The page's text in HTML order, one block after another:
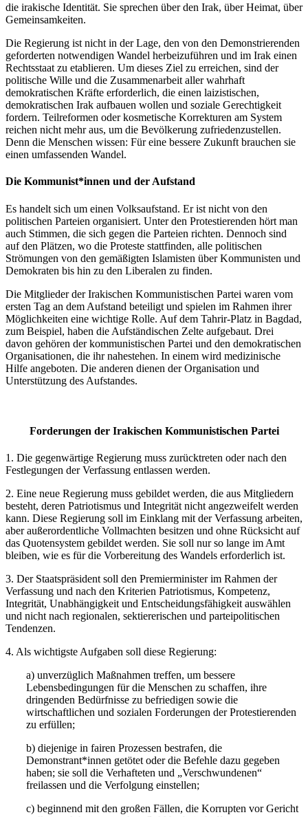
die irakische Identität. Sie sprechen über den Irak, über Heimat, über
Gemeinsamkeiten.
Die Regierung ist nicht in der Lage, den von den Demonstrierenden
geforderten notwendigen Wandel herbeizuführen und im Irak einen
Rechtsstaat zu etablieren. Um dieses Ziel zu erreichen, sind der
politische Wille und die Zusammenarbeit aller wahrhaft
demokratischen Kräfte erforderlich, die einen laizistischen,
demokratischen Irak aufbauen wollen und soziale Gerechtigkeit
fordern. Teilreformen oder kosmetische Korrekturen am System
reichen nicht mehr aus, um die Bevölkerung zufriedenzustellen.
Denn die Menschen wissen: Für eine bessere Zukunft brauchen sie
einen umfassenden Wandel.
Die Kommunist*innen und der Aufstand
Es handelt sich um einen Volksaufstand. Er ist nicht von den
politischen Parteien organisiert. Unter den Protestierenden hört man
auch Stimmen, die sich gegen die Parteien richten. Dennoch sind
auf den Plätzen, wo die Proteste stattfinden, alle politischen
Strömungen von den gemäßigten Islamisten über Kommunisten und
Demokraten bis hin zu den Liberalen zu finden.
Die Mitglieder der Irakischen Kommunistischen Partei waren vom
ersten Tag an dem Aufstand beteiligt und spielen im Rahmen ihrer
Möglichkeiten eine wichtige Rolle. Auf dem Tahrir-Platz in Bagdad,
zum Beispiel, haben die Aufständischen Zelte aufgebaut. Drei
davon gehören der kommunistischen Partei und den demokratischen
Organisationen, die ihr nahestehen. In einem wird medizinische
Hilfe angeboten. Die anderen dienen der Organisation und
Unterstützung des Aufstandes.
Forderungen der Irakischen Kommunistischen Partei
1. Die gegenwärtige Regierung muss zurücktreten oder nach den
Festlegungen der Verfassung entlassen werden.
2. Eine neue Regierung muss gebildet werden, die aus Mitgliedern
besteht, deren Patriotismus und Integrität nicht angezweifelt werden
kann. Diese Regierung soll im Einklang mit der Verfassung arbeiten,
aber außerordentliche Vollmachten besitzen und ohne Rücksicht auf
das Quotensystem gebildet werden. Sie soll nur so lange im Amt
bleiben, wie es für die Vorbereitung des Wandels erforderlich ist.
3. Der Staatspräsident soll den Premierminister im Rahmen der
Verfassung und nach den Kriterien Patriotismus, Kompetenz,
Integrität, Unabhängigkeit und Entscheidungsfähigkeit auswählen
und nicht nach regionalen, sektiererischen und parteipolitischen
Tendenzen.
4. Als wichtigste Aufgaben soll diese Regierung:
a) unverzüglich Maßnahmen treffen, um bessere
Lebensbedingungen für die Menschen zu schaffen, ihre
dringenden Bedürfnisse zu befriedigen sowie die
wirtschaftlichen und sozialen Forderungen der Protestierenden
zu erfüllen;
b) diejenige in fairen Prozessen bestrafen, die
Demonstrant*innen getötet oder die Befehle dazu gegeben
haben; sie soll die Verhafteten und „Verschwundenen“
freilassen und die Verfolgung einstellen;
c) beginnend mit den großen Fällen, die Korrupten vor Gericht